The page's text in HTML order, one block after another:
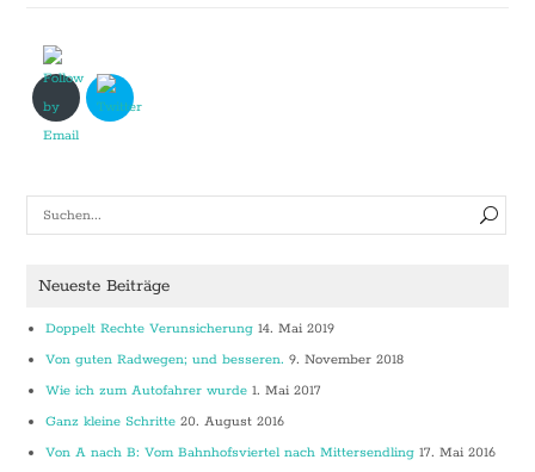
Neueste Beiträge
Doppelt Rechte Verunsicherung 14. Mai 2019
Von guten Radwegen; und besseren. 9. November 2018
Wie ich zum Autofahrer wurde 1. Mai 2017
Ganz kleine Schritte 20. August 2016
Von A nach B: Vom Bahnhofsviertel nach Mittersendling 17. Mai 2016